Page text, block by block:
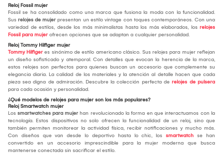
Reloj Fossil mujer
Fossil se ha consolidado como una marca que fusiona la moda con la funcionalidad.
Sus relojes de mujer presentan un estilo vintage con toques contemporáneos. Con una
variedad de estilos, desde los más minimalistas hasta los más elaborados, los relojes
Fossil para mujer ofrecen opciones que se adaptan a cualquier personalidad.
Reloj Tommy Hilfiger mujer
Tommy Hilfiger es sinónimo de estilo americano clásico. Sus relojes para mujer reflejan
un diseño sofisticado y atemporal. Con detalles que evocan la herencia de la marca,
estos relojes son perfectos para quienes buscan un accesorio que complemente su
elegancia diaria. La calidad de los materiales y la atención al detalle hacen que cada
pieza sea digna de admiración. Descubre la colección perfecta de relojes de pulsera
para cada ocasión y personalidad.
¿Qué modelos de relojes para mujer son los más populares?
Reloj Smartwatch mujer
Los smartwatches para mujer han revolucionado la forma en que interactuamos con la
tecnología. Estos dispositivos no solo ofrecen la funcionalidad de un reloj, sino que
también permiten monitorear la actividad física, recibir notificaciones y mucho más.
Con diseños que van desde lo deportivo hasta lo chic, los smartwatch se han
convertido en un accesorio imprescindible para la mujer moderna que busca
mantenerse conectada sin sacrificar el estilo.